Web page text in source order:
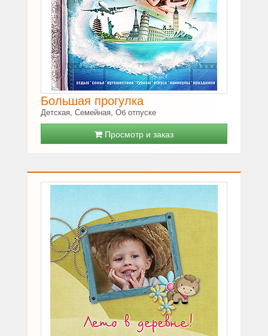
Большая прогулка
Детская, Семейная, Об отпуске
Просмотр и заказ